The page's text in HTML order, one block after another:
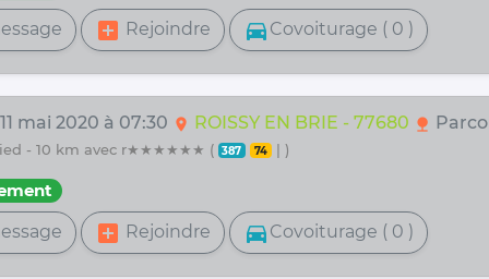
add_box Rejoindre directions_car Covoiturage ( 0 )
mai 2020 à 07:30 location_on ROISSY EN BRIE - 77680 nature
- 10 km avec r★★★★★★ ( 387 74 | )
add_box Rejoindre directions_car Covoiturage ( 0 )